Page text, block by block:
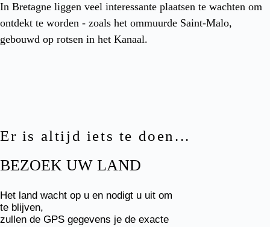
In Bretagne liggen veel interessante plaatsen te wachten om
ontdekt te worden - zoals het ommuurde Saint-Malo,
gebouwd op rotsen in het Kanaal.
Er is altijd iets te doen...
BEZOEK UW LAND
Het land wacht op u en nodigt u uit om
te blijven,
zullen de GPS gegevens je de exacte